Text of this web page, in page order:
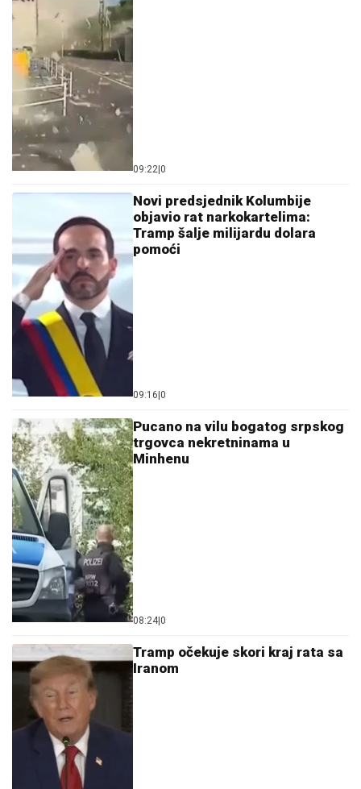
09:22|0
Novi predsjednik Kolumbije
objavio rat narkokartelima:
Tramp šalje milijardu dolara
pomoći
09:16|0
Pucano na vilu bogatog srpskog
trgovca nekretninama u
Minhenu
08:24|0
Tramp očekuje skori kraj rata sa
Iranom